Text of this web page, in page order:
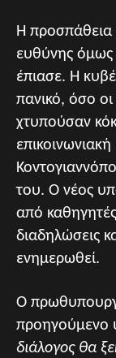
Η προσπάθεια
ευθύνης όμως
έπιασε. Η
πανικό, όσο οι
χτυπούσαν
του. Ο νέος
από
διαδηλώσεις
ενημερωθεί.
Ο
προηγούμενο
διάλογος θα